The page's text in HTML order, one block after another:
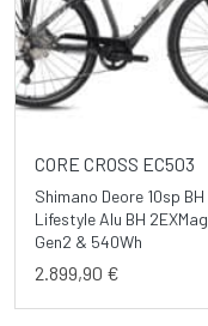
CORE CROSS EC503
Shimano Deore 10sp BH
Lifestyle Alu BH 2EXMag
Gen2 & 540Wh
2.899,90 €